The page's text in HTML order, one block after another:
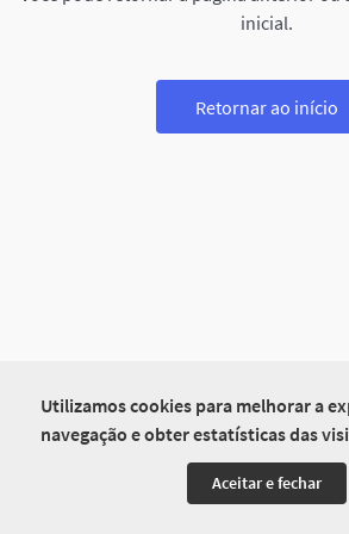
Utilizamos cookies para melhorar a
navegação e obter estatísticas das
Aceitar e fechar
inicial.
Retornar ao início